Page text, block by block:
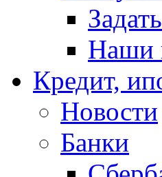
Наши
Кредит,
Новости
Банки